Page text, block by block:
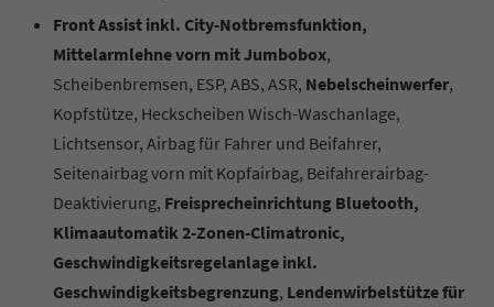
Front Assist inkl. City-Notbremsfunktion,
Mittelarmlehne vorn mit Jumbobox,
Scheibenbremsen, ESP, ABS, ASR, Nebelscheinwerfer,
Kopfstütze, Heckscheiben Wisch-Waschanlage,
Lichtsensor, Airbag für Fahrer und Beifahrer,
Seitenairbag vorn mit Kopfairbag, Beifahrerairbag-
Deaktivierung, Freisprecheinrichtung Bluetooth,
Klimaautomatik 2-Zonen-Climatronic,
Geschwindigkeitsregelanlage inkl.
Geschwindigkeitsbegrenzung, Lendenwirbelstütze für